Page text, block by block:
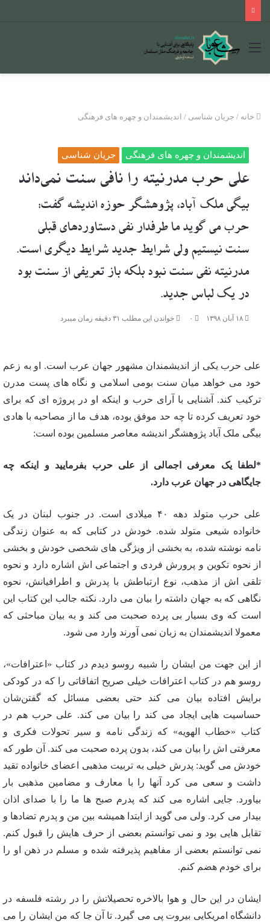
منو
خانه / جریان شناسی / اندیشمندان و چهره های فرهنگی
اندیشمندان و چهره های فرهنگی جریان شناسی
علی حرب مدرنیته را نافی سنت نمی‌داند
بیگی ملک آباد، پژوهشگر حوزه اندیشه گفت:
حرب می گوید ما طرفدار نفی دستاوردهای قبلی
سنت نیستیم ولی شرایط جدید شرایط دیگری است.
مدرنیته نفی سنت نبود بلکه باز تعریفی از سنت بود
در یک لباس جدید.
۱۸ آبان ۱۳۹۸ ۰ خواندن این مطلب ۳۱ دقیقه زمان میبرد
علی حرب یکی از اندیشمندان مشهور جهان عرب است. او به زعم
خود می خواهد میان سنت بومی اسلامی و نگاه های پست مدرن
ترکیب کند. آشنایی با آرای حرب و اینکه او در پروژه ای که برای
خود تعریف کرده تا چه حد موفق بوده، هدف ما از مصاحبه با هادی
بیگی ملک آباد پژوهشگر اندیشه معاصر مسلمین بوده است:
*لطفا یک معرفی اجمالی از علی حرب بفرمایید و اینکه چه
جایگاهی در جهان عرب دارد.
علی حرب متولد دهه ۴۰ میلادی است. در جنوب لبنان در یک
خانواده شیعی متولد شده. خودش در کتابی که به عنوان زندگی
نامه نوشته شده، به بخشی از ویژگی های شخصی خودش و بخشی
از نحوه تکوین و پرورش فردی و اجتماعی اش اشاره دارد و نحوه
تلقی اش از مذهب، نوع ارتباطش با پدرش و اطرافیانش، نحوه
نگاهی که به جهان داشته را بیان می دارد. نکته جالب این کتاب این
است که وی بسیار بی پرده صحبت می کند و به بیان مباحثی که
معمولا اندیشمندان به زبان نمی آورند وارد می شود.
از این جهت من ایشان را شبیه روسو دیدم در کتاب «اعترافات»،
روسو هم در کتاب اعترافات خیلی صریح اتفاقاتی را که در کودکی
برایش افتاده بیان می کند حتی بعضی مسائل که گفتن‌شان
حساسیت هایی ایجاد می کند را بیان می کند. علی حرب هم در
کتاب «خطاب الهویه» که زندگی نامه و سیر تحولات فکری و
معرفتی اش را بیان می کند، بدون پرده صحبت می کند. آن طور که
خودش می گوید: پدرش خیلی به تربیت مذهبی اعضای خانواده تقید
داشت و سعی می کرد آنها را با معارف و مضامین مذهبی بار
بیاورد. جایی اشاره می کند که پدرم صبح ها ما را با صدای اذان
بیدار می کرد. ولی می گوید از ابتدا همیشه بین من و پدرم تضادها و
تقابل هایی بود و نمی توانستم بعضی از حرف هایش را قبول کنم.
نمی توانستم بعضی از مفاهیم پذیرفته شده و مسلم در ذهن او را
برای خودم هضم کنم.
ایشان در این حال و هوا بالاخره تحصیلاتش را در رشته فلسفه در
دانشگاه امریکایی بیروت پی می گیرد. تا آن جا که من ایشان را می